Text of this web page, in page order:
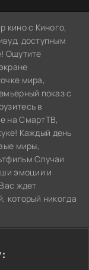
кино с Киного,
доступным
Ощутите
мира,
показ с
в
на СмартТВ,
Каждый день
миры,
Случаи
эмоции и
ждет
который никогда